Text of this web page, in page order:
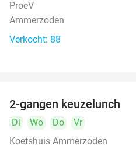
ProeV
Ammerzoden
Verkocht: 88
2-gangen keuzelunch
Di Wo Do
Vr
Koetshuis Ammerzoden